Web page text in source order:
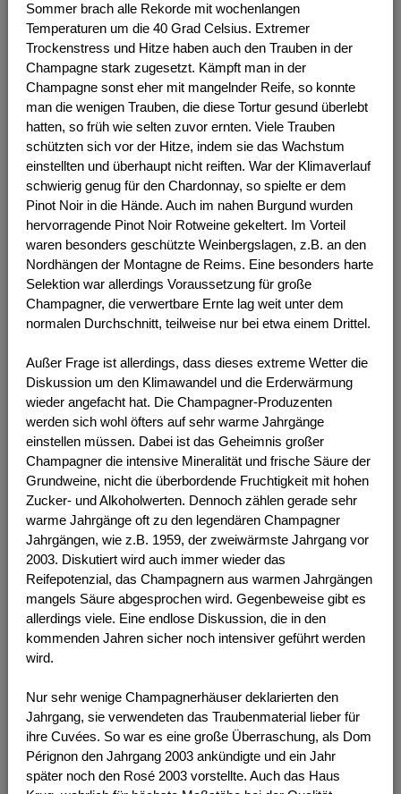
Sommer brach alle Rekorde mit wochenlangen
Temperaturen um die 40 Grad Celsius. Extremer
Trockenstress und Hitze haben auch den Trauben in der
Champagne stark zugesetzt. Kämpft man in der
Champagne sonst eher mit mangelnder Reife, so konnte
man die wenigen Trauben, die diese Tortur gesund überlebt
hatten, so früh wie selten zuvor ernten. Viele Trauben
schützten sich vor der Hitze, indem sie das Wachstum
einstellten und überhaupt nicht reiften. War der Klimaverlauf
schwierig genug für den Chardonnay, so spielte er dem
Pinot Noir in die Hände. Auch im nahen Burgund wurden
hervorragende Pinot Noir Rotweine gekeltert. Im Vorteil
waren besonders geschützte Weinbergslagen, z.B. an den
Nordhängen der Montagne de Reims. Eine besonders harte
Selektion war allerdings Voraussetzung für große
Champagner, die verwertbare Ernte lag weit unter dem
normalen Durchschnitt, teilweise nur bei etwa einem Drittel.
Außer Frage ist allerdings, dass dieses extreme Wetter die
Diskussion um den Klimawandel und die Erderwärmung
wieder angefacht hat. Die Champagner-Produzenten
werden sich wohl öfters auf sehr warme Jahrgänge
einstellen müssen. Dabei ist das Geheimnis großer
Champagner die intensive Mineralität und frische Säure der
Grundweine, nicht die überbordende Fruchtigkeit mit hohen
Zucker- und Alkoholwerten. Dennoch zählen gerade sehr
warme Jahrgänge oft zu den legendären Champagner
Jahrgängen, wie z.B. 1959, der zweiwärmste Jahrgang vor
2003. Diskutiert wird auch immer wieder das
Reifepotenzial, das Champagnern aus warmen Jahrgängen
mangels Säure abgesprochen wird. Gegenbeweise gibt es
allerdings viele. Eine endlose Diskussion, die in den
kommenden Jahren sicher noch intensiver geführt werden
wird.
Nur sehr wenige Champagnerhäuser deklarierten den
Jahrgang, sie verwendeten das Traubenmaterial lieber für
ihre Cuvées. So war es eine große Überraschung, als Dom
Pérignon den Jahrgang 2003 ankündigte und ein Jahr
später noch den Rosé 2003 vorstellte. Auch das Haus